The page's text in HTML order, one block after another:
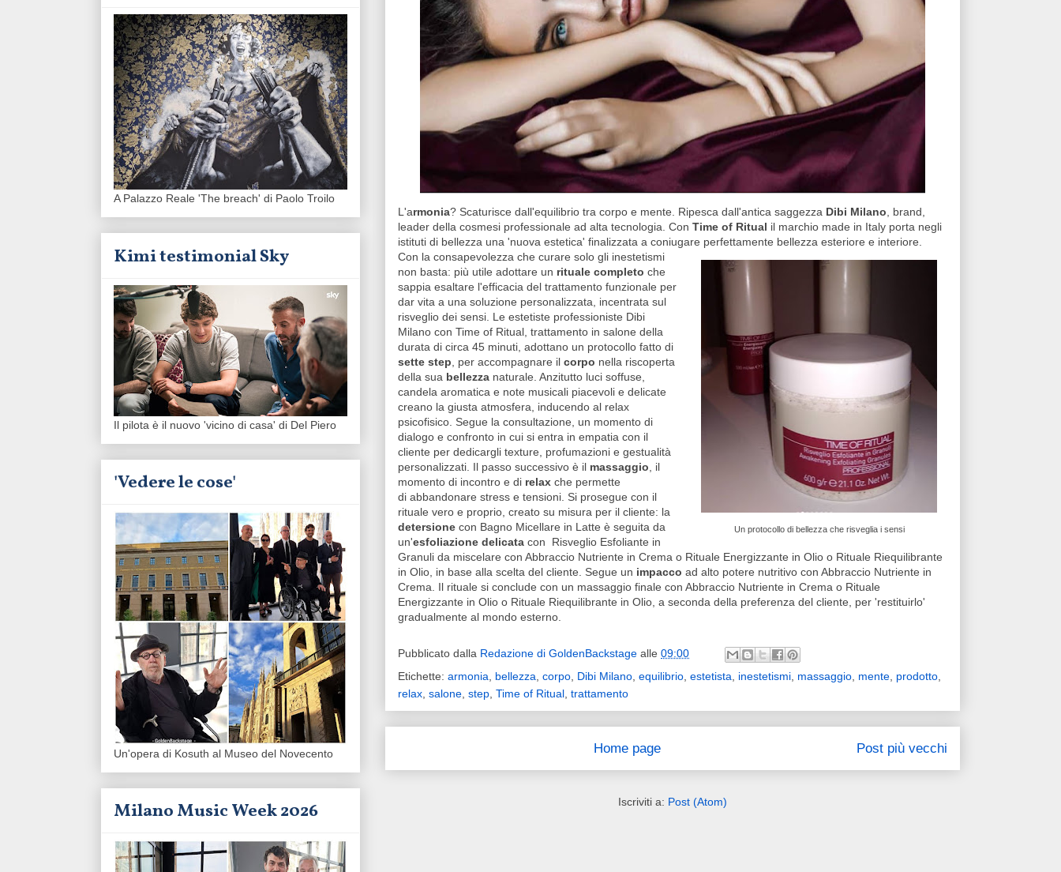
L'armonia? Scaturisce dall'equilibrio tra corpo e mente. Ripesca dall'antica saggezza Dibi Milano, brand,
leader della cosmesi professionale ad alta tecnologia. Con Time of Ritual il marchio made in Italy porta negli
istituti di bellezza una 'nuova estetica' finalizzata a coniugare perfettamente bellezza esteriore e interiore.
Un protocollo di bellezza che risveglia i sensi
Con la consapevolezza che curare solo gli inestetismi
non basta: più utile adottare un rituale completo che
sappia esaltare l'efficacia del trattamento funzionale per
dar vita a una soluzione personalizzata, incentrata sul
risveglio dei sensi. Le estetiste professioniste Dibi
Milano con Time of Ritual, trattamento in salone della
durata di circa 45 minuti, adottano un protocollo fatto di
sette step, per accompagnare il corpo nella riscoperta
della sua bellezza naturale. Anzitutto luci soffuse,
candela aromatica e note musicali piacevoli e delicate
creano la giusta atmosfera, inducendo al relax
psicofisico. Segue la consultazione, un momento di
dialogo e confronto in cui si entra in empatia con il
cliente per dedicargli texture, profumazioni e gestualità
personalizzati. Il passo successivo è il massaggio, il
momento di incontro e di relax che permette
di abbandonare stress e tensioni. Si prosegue con il
rituale vero e proprio, creato su misura per il cliente: la
detersione con Bagno Micellare in Latte è seguita da
un'esfoliazione delicata con Risveglio Esfoliante in
Granuli da miscelare con Abbraccio Nutriente in Crema o Rituale Energizzante in Olio o Rituale Riequilibrante
in Olio, in base alla scelta del cliente. Segue un impacco ad alto potere nutritivo con Abbraccio Nutriente in
Crema. Il rituale si conclude con un massaggio finale con Abbraccio Nutriente in Crema o Rituale
Energizzante in Olio o Rituale Riequilibrante in Olio, a seconda della preferenza del cliente, per 'restituirlo'
gradualmente al mondo esterno.
Pubblicato dalla Redazione di GoldenBackstage alle 09:00
Etichette: armonia, bellezza, corpo, Dibi Milano, equilibrio, estetista, inestetismi, massaggio, mente, prodotto,
relax, salone, step, Time of Ritual, trattamento
Post più vecchi
Home page
Iscriviti a: Post (Atom)
A Palazzo Reale 'The breach' di Paolo Troilo
Kimi testimonial Sky
Il pilota è il nuovo 'vicino di casa' di Del Piero
'Vedere le cose'
Un'opera di Kosuth al Museo del Novecento
Milano Music Week 2026